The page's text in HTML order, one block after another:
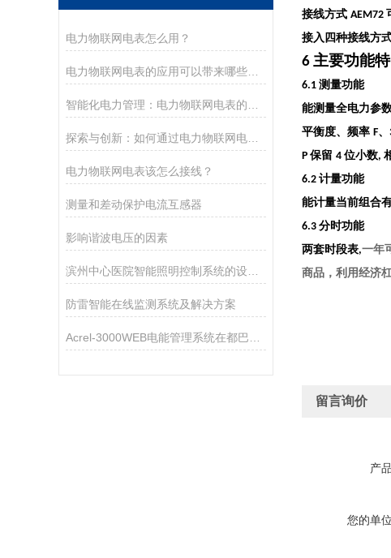
电力物联网电表怎么用？
电力物联网电表的应用可以带来哪些经济效益和管理优势？
探索与创新：如何通过电力物联网电表改革传统用电模式
电力物联网电表该怎么接线？
测量和差动保护电流互感器
影响谐波电压的因素
防雷智能在线监测系统及解决方案
接线方式 AEM72
接入四种接线方式
6 主要功能
6.1 测量功能
能测量全电力参
平衡度、频率 F、
P 保留 4 位小数,
6.2 计量功能
能计量当前组合
6.3 分时功能
两套时段表,一年
商品，利用经济
留言询价
产
您的单位